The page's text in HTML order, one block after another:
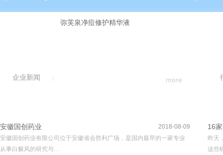
弥芙泉净痘修护精华液
企业新闻 more
2018-08-09
安徽国创药业
安徽国创药业有限公司位于安徽省会胜利广场，是国内最早的一家专业
从事白癜风的研究与…
16
昨天
这些